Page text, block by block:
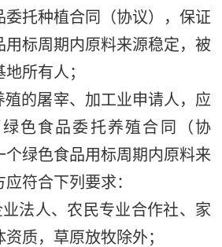
托种植合同（协议）， 保证
用标周期 内原料来源稳定， 被
所有人；
殖的屠宰、加工业申请人，应
色食品委托养殖合同（协
个绿色食品用标周期 内原料来
符合下列要求：
法人、农民专业合作社、家
质，草原放牧除外；